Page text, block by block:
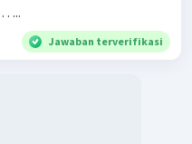
…..
Jawaban terverifikasi